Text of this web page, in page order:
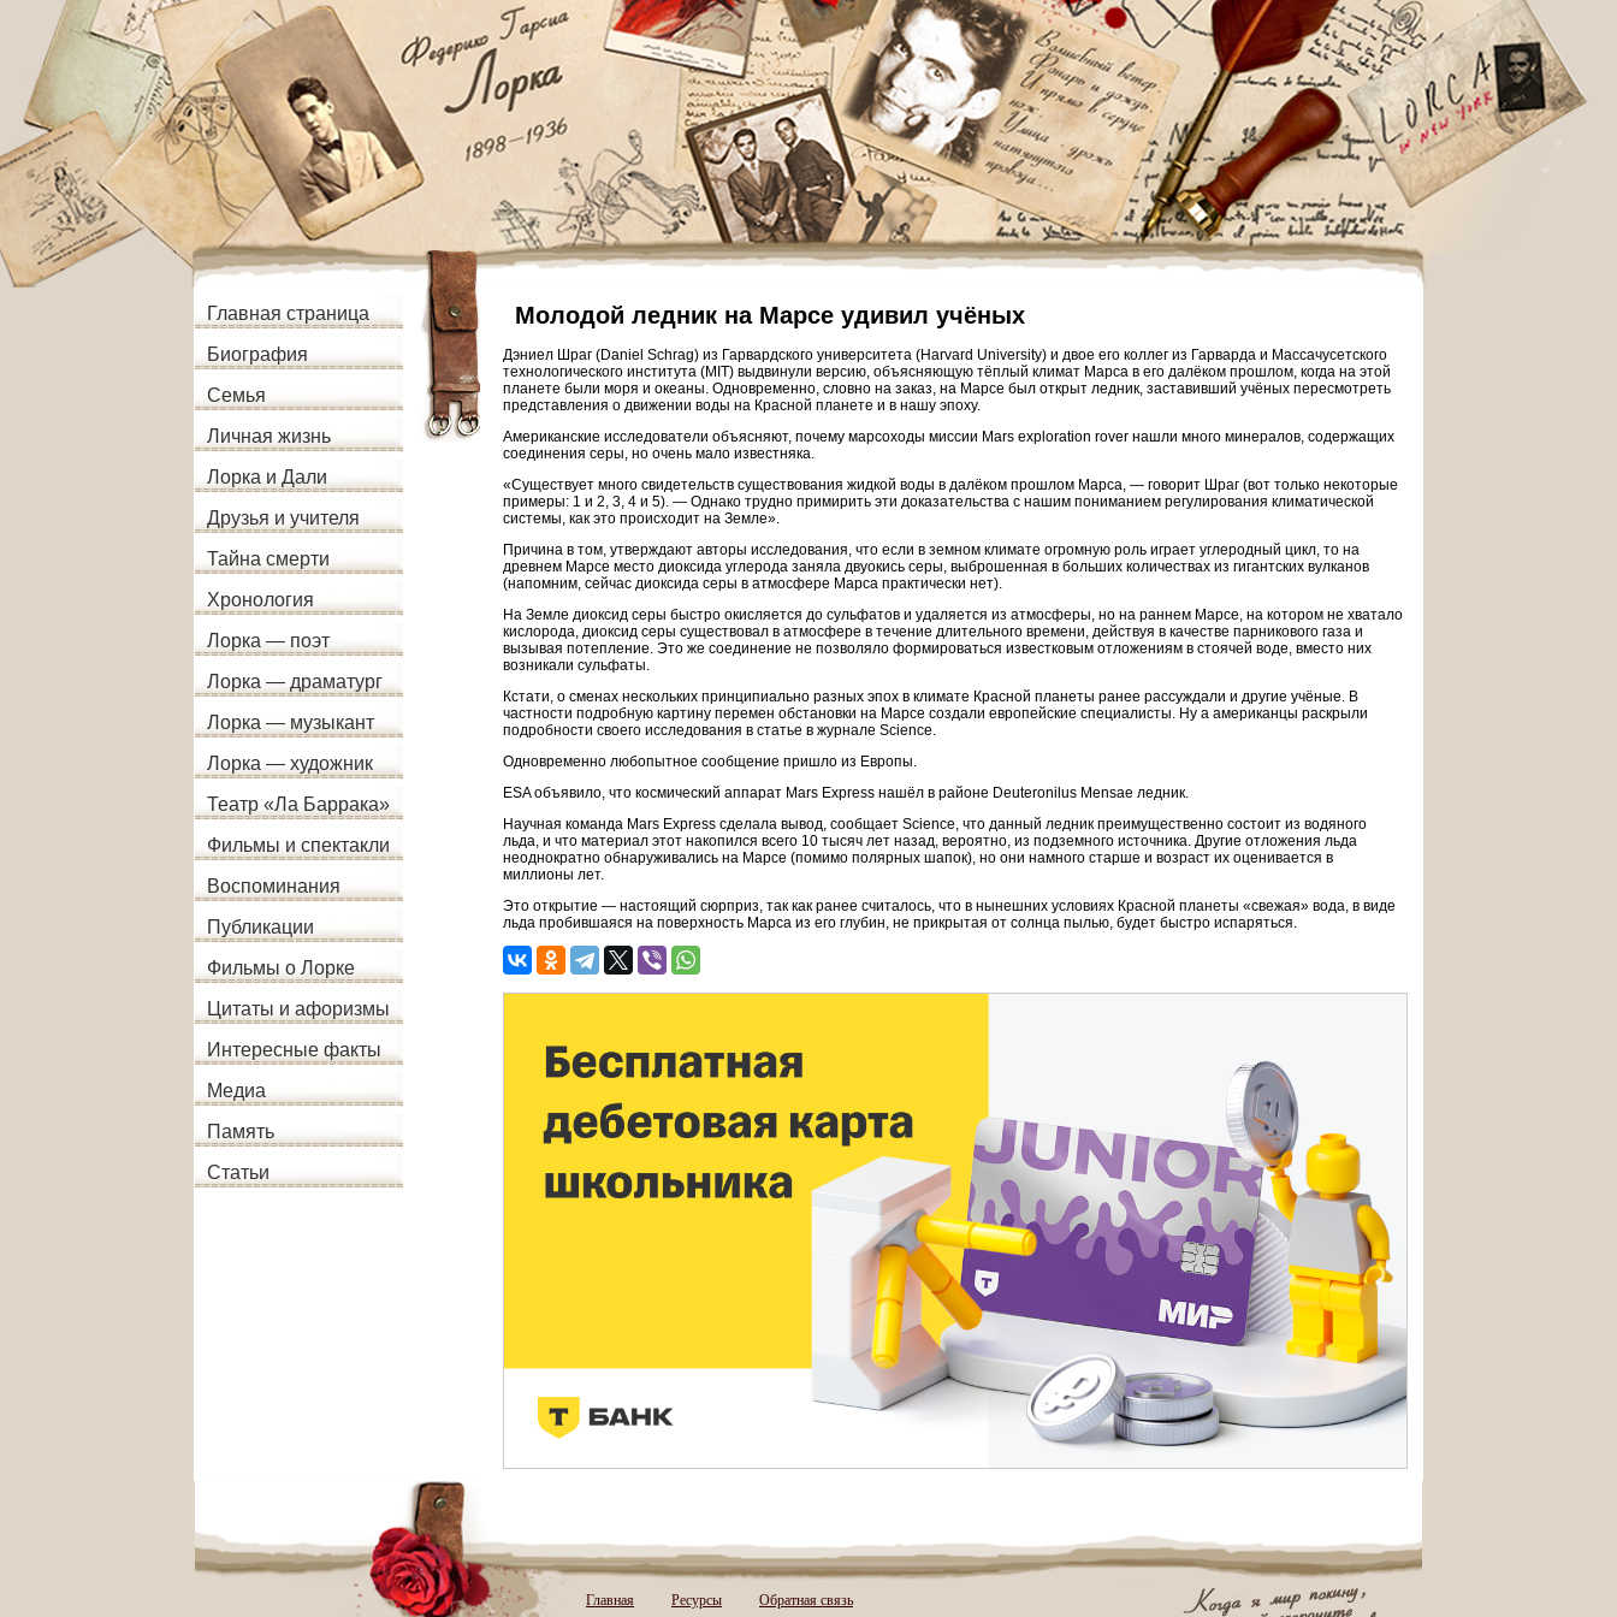
Главная страница
Биография
Семья
Личная жизнь
Лорка и Дали
Друзья и учителя
Тайна смерти
Хронология
Лорка — поэт
Лорка — драматург
Лорка — музыкант
Лорка — художник
Театр «Ла Баррака»
Фильмы и спектакли
Воспоминания
Публикации
Фильмы о Лорке
Цитаты и афоризмы
Интересные факты
Медиа
Память
Статьи
Молодой ледник на Марсе удивил учёных
Дэниел Шраг (Daniel Schrag) из Гарвардского университета (Harvard University) и двое его коллег из Гарварда и Массачусетского
технологического института (MIT) выдвинули версию, объясняющую тёплый климат Марса в его далёком прошлом, когда на этой
планете были моря и океаны. Одновременно, словно на заказ, на Марсе был открыт ледник, заставивший учёных пересмотреть
представления о движении воды на Красной планете и в нашу эпоху.
Американские исследователи объясняют, почему марсоходы миссии Mars exploration rover нашли много минералов, содержащих
соединения серы, но очень мало известняка.
«Существует много свидетельств существования жидкой воды в далёком прошлом Марса, — говорит Шраг (вот только некоторые
примеры: 1 и 2, 3, 4 и 5). — Однако трудно примирить эти доказательства с нашим пониманием регулирования климатической
системы, как это происходит на Земле».
Причина в том, утверждают авторы исследования, что если в земном климате огромную роль играет углеродный цикл, то на
древнем Марсе место диоксида углерода заняла двуокись серы, выброшенная в больших количествах из гигантских вулканов
(напомним, сейчас диоксида серы в атмосфере Марса практически нет).
На Земле диоксид серы быстро окисляется до сульфатов и удаляется из атмосферы, но на раннем Марсе, на котором не хватало
кислорода, диоксид серы существовал в атмосфере в течение длительного времени, действуя в качестве парникового газа и
вызывая потепление. Это же соединение не позволяло формироваться известковым отложениям в стоячей воде, вместо них
возникали сульфаты.
Кстати, о сменах нескольких принципиально разных эпох в климате Красной планеты ранее рассуждали и другие учёные. В
частности подробную картину перемен обстановки на Марсе создали европейские специалисты. Ну а американцы раскрыли
подробности своего исследования в статье в журнале Science.
Одновременно любопытное сообщение пришло из Европы.
ESA объявило, что космический аппарат Mars Express нашёл в районе Deuteronilus Mensae ледник.
Научная команда Mars Express сделала вывод, сообщает Science, что данный ледник преимущественно состоит из водяного
льда, и что материал этот накопился всего 10 тысяч лет назад, вероятно, из подземного источника. Другие отложения льда
неоднократно обнаруживались на Марсе (помимо полярных шапок), но они намного старше и возраст их оценивается в
миллионы лет.
Это открытие — настоящий сюрприз, так как ранее считалось, что в нынешних условиях Красной планеты «свежая» вода, в виде
льда пробившаяся на поверхность Марса из его глубин, не прикрытая от солнца пылью, будет быстро испаряться.
Главная Ресурсы Обратная связь